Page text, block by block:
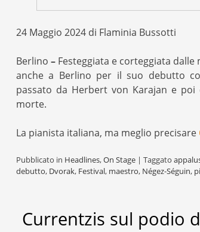
24 Maggio 2024 di Flaminia Bussotti
Berlino – Festeggiata e corteggiata
anche a Berlino per il suo debutto
passato da Herbert von Karajan e poi
morte.
La pianista italiana, ma meglio precisare
Pubblicato in Headlines,On Stage | Taggato
debutto, Dvorak, Festival, maestro, Négez-Séguin,
Currentzis sul podio